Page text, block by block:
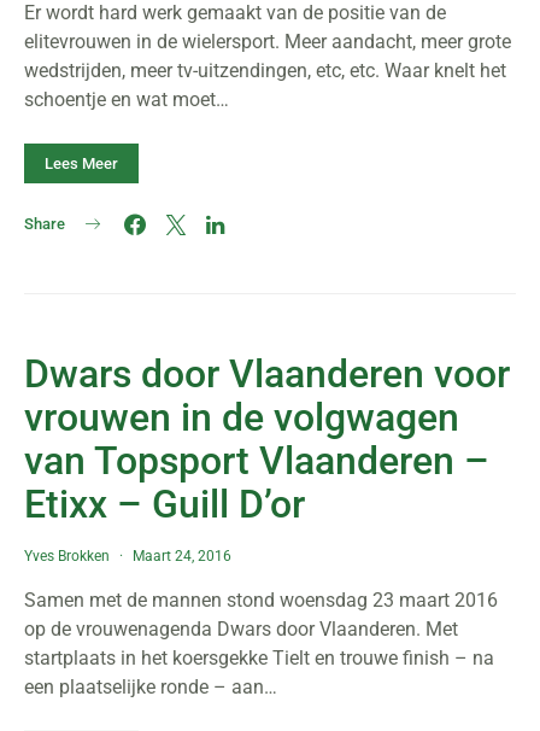
Er wordt hard werk gemaakt van de positie van de
elitevrouwen in de wielersport. Meer aandacht, meer grote
wedstrijden, meer tv-uitzendingen, etc, etc. Waar knelt het
schoentje en wat moet…
Lees Meer
Share
Dwars door Vlaanderen voor
vrouwen in de volgwagen
van Topsport Vlaanderen –
Etixx – Guill D’or
Yves Brokken Maart 24, 2016
Samen met de mannen stond woensdag 23 maart 2016
op de vrouwenagenda Dwars door Vlaanderen. Met
startplaats in het koersgekke Tielt en trouwe finish – na
een plaatselijke ronde – aan…